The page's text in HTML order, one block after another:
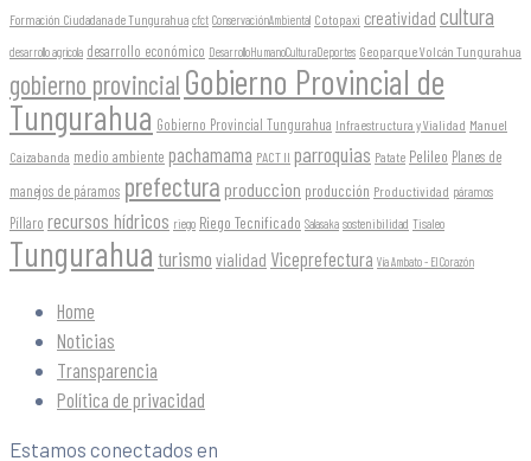
Formación Ciudadana de Tungurahua cfct ConservaciónAmbiental Cotopaxi creatividad cultura
desarrollo agrícola desarrollo económico DesarrolloHumanoCulturaDeportes Geoparque Volcán Tungurahua
gobierno provincial Gobierno Provincial de
Tungurahua Gobierno Provincial Tungurahua Infraestructura y Vialidad Manuel
Caizabanda medio ambiente pachamama PACT II parroquias Patate Pelileo Planes de
manejos de páramos prefectura produccion producción Productividad páramos
Píllaro recursos hídricos riego Riego Tecnificado Salasaka sostenibilidad Tisaleo
Tungurahua turismo vialidad Viceprefectura Vía Ambato - El Corazón
Home
Noticias
Transparencia
Política de privacidad
Estamos conectados en